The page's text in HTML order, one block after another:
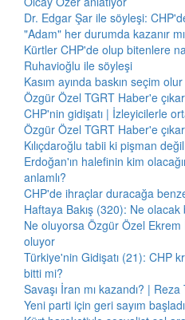
Dr. Edgar Şar ile söyleşi:
"Adam" her durumda kazanır
Kürtler CHP'de olup bitenlere
Ruhavioğlu ile söyleşi
Kasım ayında baskın seçim
Özgür Özel TGRT Haber'e
CHP'nin gidişatı | İzleyicilerle
Özgür Özel TGRT Haber'e
Kılıçdaroğlu tabii ki pişman değil
Erdoğan'ın halefinin kim
anlamlı?
CHP'de ihraçlar duracağa
Haftaya Bakış (320): Ne
Ne oluyorsa Özgür Özel Ekrem
oluyor
Türkiye'nin Gidişatı (21): CHP
bitti mi?
Savaşı İran mı kazandı? |
Yeni parti için geri sayım başladı